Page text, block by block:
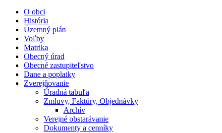
O obci
História
Územný plán
Voľby
Matrika
Obecný úrad
Obecné zastupiteľstvo
Dane a poplatky
Zverejňovanie
Úradná tabuľa
Zmluvy, Faktúry, Objednávky
Archív
Verejné obstarávanie
Dokumenty a cenníky